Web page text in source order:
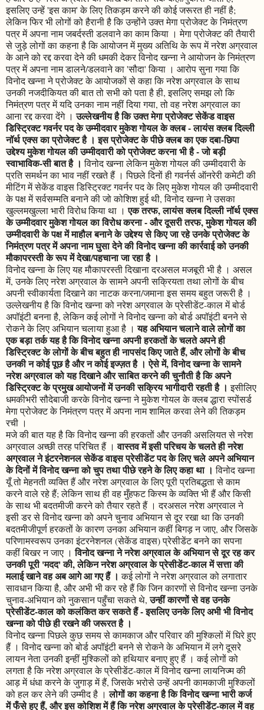
इसलिए उन्हें 'इस काम' के लिए तिकड़म करने की कोई जरूरत ही नहीं है;
लेकिन फिर भी लोगों को हैरानी है कि उन्होंने उक्त मेगा प्रोजेक्ट के निमंत्रण
पत्र में अपना नाम जबर्दस्ती डलवाने का काम किया । मेगा प्रोजेक्ट की तैयारी
से जुड़े लोगों का कहना है कि आयोजन में मुख्य अतिथि के रूप में नरेश अग्रवाल
के आने को रद्द करवा देने की धमकी देकर विनोद खन्ना ने आयोजन के निमंत्रण
पत्र में अपना नाम डालने/डलवाने का 'सौदा' किया । आरोप सुना गया कि
विनोद खन्ना ने प्रोजेक्ट के आयोजकों से कहा कि नरेश अग्रवाल के साथ
उनकी नजदीकियत की बात तो सभी को पता है ही, इसलिए समझ लो कि
निमंत्रण पत्र में यदि उनका नाम नहीं दिया गया, तो वह नरेश अग्रवाल का
आना रद्द करवा देंगे ।उल्लेखनीय है कि उक्त मेगा प्रोजेक्ट सेकेंड वाइस
डिस्ट्रिक्ट गवर्नर पद के उम्मीदवार मुकेश गोयल के क्लब - लायंस क्लब दिल्ली
नॉर्थ एक्स का प्रोजेक्ट है । इस प्रोजेक्ट के पीछे क्लब का एक दबा-छिपा
उद्देश्य मुकेश गोयल की उम्मीदवारी को प्रोजेक्ट करना भी है - जो बड़ी
स्वाभाविक-सी बात है । विनोद खन्ना लेकिन मुकेश गोयल की उम्मीदवारी के
प्रति समर्थन का भाव नहीं रखते हैं । पिछले दिनों ही गवर्नर्स ऑनरेरी कमेटी की
मीटिंग में सेकेंड वाइस डिस्ट्रिक्ट गवर्नर पद के लिए मुकेश गोयल की उम्मीदवारी
के पक्ष में सर्वसम्मति बनाने की जो कोशिश हुई थी, विनोद खन्ना ने उसका
खुल्लमखुल्ला भारी विरोध किया था ।एक तरफ, लायंस क्लब दिल्ली नॉर्थ एक्स
के उम्मीदवार मुकेश गोयल का विरोध करना - और दूसरी तरफ, मुकेश गोयल की
उम्मीदवारी के पक्ष में माहौल बनाने के उद्देश्य से किए जा रहे उनके प्रोजेक्ट के
निमंत्रण पत्र में अपना नाम घुसा देने की विनोद खन्ना की कार्रवाई को उनकी
मौकापरस्ती के रूप में देखा/पहचाना जा रहा है ।
विनोद खन्ना के लिए यह मौकापरस्ती दिखाना दरअसल मजबूरी भी है । असल
में, उनके लिए नरेश अग्रवाल के सामने अपनी सक्रियता तथा लोगों के बीच
अपनी स्वीकार्यता दिखाने का नाटक करना/जमाना इस समय बहुत जरूरी है ।
उल्लेखनीय है कि विनोद खन्ना को नरेश अग्रवाल के प्रेसीडेंट-काल में बोर्ड
अपॉइंटी बनना है, लेकिन कई लोगों ने विनोद खन्ना को बोर्ड अपॉइंटी बनने से
रोकने के लिए अभियान चलाया हुआ है ।यह अभियान चलाने वाले लोगों का
एक बड़ा तर्क यह है कि विनोद खन्ना अपनी हरकतों के चलते अपने ही
डिस्ट्रिक्ट के लोगों के बीच बहुत ही नापसंद किए जाते हैं, और लोगों के बीच
उनकी न कोई पूछ है और न कोई इज्ज़त है । ऐसे में, विनोद खन्ना के सामने
नरेश अग्रवाल को यह दिखाने और साबित करने की चुनौती है कि अपने
डिस्ट्रिक्ट के प्रमुख आयोजनों में उनकी सक्रिय भागीदारी रहती है । इसीलिए
धमकीभरी सौदेबाजी करके विनोद खन्ना ने मुकेश गोयल के क्लब द्धारा स्पोंसर्ड
मेगा प्रोजेक्ट के निमंत्रण पत्र में अपना नाम शामिल करवा लेने की तिकड़म
रची ।
मजे की बात यह है कि विनोद खन्ना की हरकतों और उनकी असलियत से नरेश
अग्रवाल अच्छी तरह परिचित हैं ।वास्तव में इसी परिचय के चलते ही नरेश
अग्रवाल ने इंटरनेशनल सेकेंड वाइस प्रेसीडेंट पद के लिए चले अपने अभियान
के दिनों में विनोद खन्ना को चुप तथा पीछे रहने के लिए कहा था । विनोद खन्ना
यूँ तो मेहनती व्यक्ति हैं और नरेश अग्रवाल के लिए पूरी प्रतिबद्धता से काम
करने वाले रहे हैं; लेकिन साथ ही वह मुँहफट किस्म के व्यक्ति भी हैं और किसी
के साथ भी बदतमीजी करने को तैयार रहते हैं । दरअसल नरेश अग्रवाल ने
इसी डर से विनोद खन्ना को अपने चुनाव अभियान से दूर रखा था कि उनकी
बदतमीजीपूर्ण हरकतों के कारण उनका अभियान कहीं बिगड़ न जाए, और जिसके
परिणामस्वरूप उनका इंटरनेशनल (सेकेंड वाइस) प्रेसीडेंट बनने का सपना
कहीं बिखर न जाए ।विनोद खन्ना ने नरेश अग्रवाल के अभियान से दूर रह कर
उनकी पूरी 'मदद' की, लेकिन नरेश अग्रवाल के प्रेसीडेंट-काल में सत्ता की
मलाई खाने वह अब आगे आ गए हैं । कई लोगों ने नरेश अग्रवाल को लगातार
सावधान किया है, और अभी भी कर रहे हैं कि जिन कारणों से विनोद खन्ना उनके
चुनाव-अभियान को नुकसान पहुँचा सकते थे,उन्हीं कारणों से वह उनके
प्रेसीडेंट-काल को कलंकित कर सकते हैं - इसलिए उनके लिए अभी भी विनोद
खन्ना को पीछे ही रखने की जरूरत है ।
विनोद खन्ना पिछले कुछ समय से कामकाज और परिवार की मुश्किलों में घिरे हुए
हैं । विनोद खन्ना को बोर्ड अपॉइंटी बनने से रोकने के अभियान में लगे दूसरे
लायन नेता उनकी इन्हीं मुश्किलों को हथियार बनाए हुए हैं । कई लोगों को
लगता है कि नरेश अग्रवाल के प्रेसीडेंट-काल में विनोद खन्ना लायनिज्म की
आड़ में धंधा करने के जुगाड़ में हैं, जिसके भरोसे उन्हें अपनी कामकाजी मुश्किलों
को हल कर लेने की उम्मीद है ।लोगों का कहना है कि विनोद खन्ना भारी कर्ज
में फँसे हुए हैं, और इस कोशिश में हैं कि नरेश अग्रवाल के प्रेसीडेंट-काल में वह